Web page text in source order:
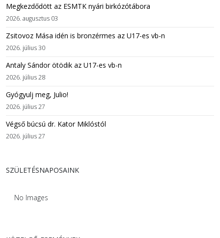
Megkezdődött az ESMTK nyári birkózótábora
2026. augusztus 03
Zsitovoz Mása idén is bronzérmes az U17-es vb-n
2026. július 30
Antaly Sándor ötödik az U17-es vb-n
2026. július 28
Gyógyulj meg, Julio!
2026. július 27
Végső búcsú dr. Kator Miklóstól
2026. július 27
SZÜLETÉSNAPOSAINK
No Images